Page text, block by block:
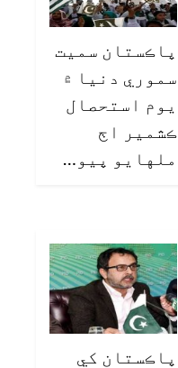
پاڪستان سميت
سموري دنيا ۾
يوم استحصال
ڪشمير اڄ
ملهايو پيو…
پاڪستان کي